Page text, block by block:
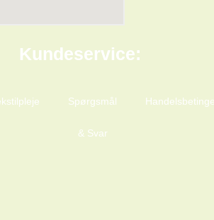
Kundeservice:
Spørgsmål
& Svar